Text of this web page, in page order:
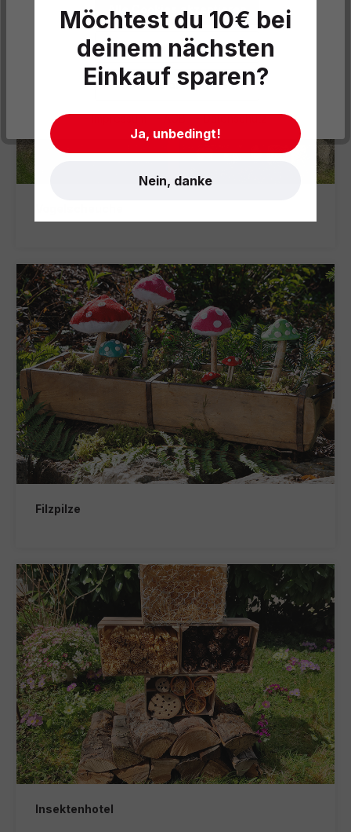
Filzpilze
Insektenhotel
Alle Cookies akzeptieren
Datenschutzeinstellungen
Cookies akzeptieren
- Impressum - AGB - Datenschutz
Möchtest du 10€ bei
deinem nächsten
Einkauf sparen?
Ja, unbedingt!
Nein, danke